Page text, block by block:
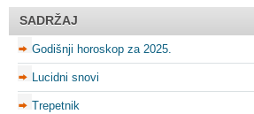
SADRŽAJ
Godišnji horoskop za 2025.
Lucidni snovi
Trepetnik